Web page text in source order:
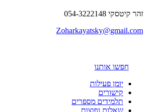
זהר קיטסקי 054-3222148
Zoharkayatsky@gmail.com
חפשו אותנו
יומן פעילות
קישורים
תלמידים מספרים